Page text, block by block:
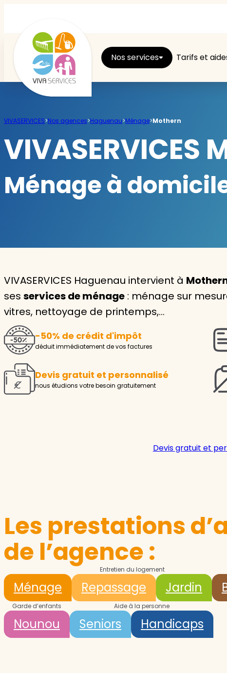
Nos services Tarifs et
Repassage
Jardin
Aide à la personne
Seniors
Handicaps
Voir tous les services
VIVASERVICES>Nos agences>Haguenau>Ménage>Mothern
VIVASERVICES
Ménage à
VIVASERVICES Haguenau intervient à
ses services de ménage : ménage sur
vitres, nettoyage de printemps,…
-50% de crédit d'impôt
déduit immédiatement de vos factures
Devis gratuit et personnalisé
nous étudions votre besoin gratuitement
Devis gratuit et
Les prestations
de l’agence :
Entretien du logement
Ménage Repassage Jardin
Garde d’enfants
Nounou
Aide à la personne
Seniors Handicaps